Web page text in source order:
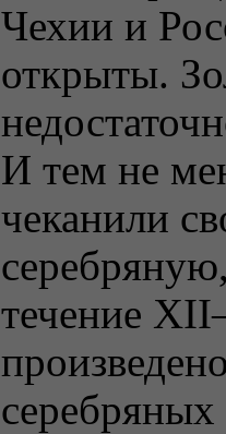
Чехии и
открыты.
И тем не
чеканили
течение
серебряных